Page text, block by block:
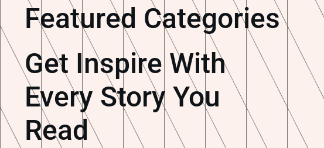
Featured Categories
Get Inspire With
Every Story You
Read